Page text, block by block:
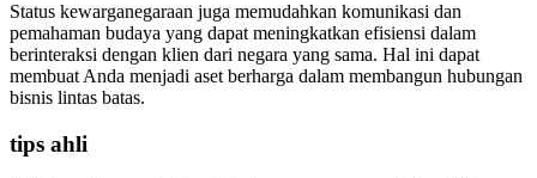
Status kewarganegaraan juga memudahkan komunikasi dan
pemahaman budaya yang dapat meningkatkan efisiensi dalam
berinteraksi dengan klien dari negara yang sama. Hal ini dapat
membuat Anda menjadi aset berharga dalam membangun hubungan
bisnis lintas batas.
tips ahli